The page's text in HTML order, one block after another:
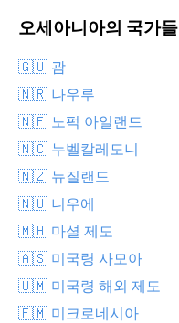
오세아니아의 국가들
🇬🇺 괌
🇳🇷 나우루
🇳🇫 노퍽 아일랜드
🇳🇨 누벨칼레도니
🇳🇿 뉴질랜드
🇳🇺 니우에
🇲🇭 마셜 제도
🇦🇸 미국령 사모아
🇺🇲 미국령 해외 제도
🇫🇲 미크로네시아